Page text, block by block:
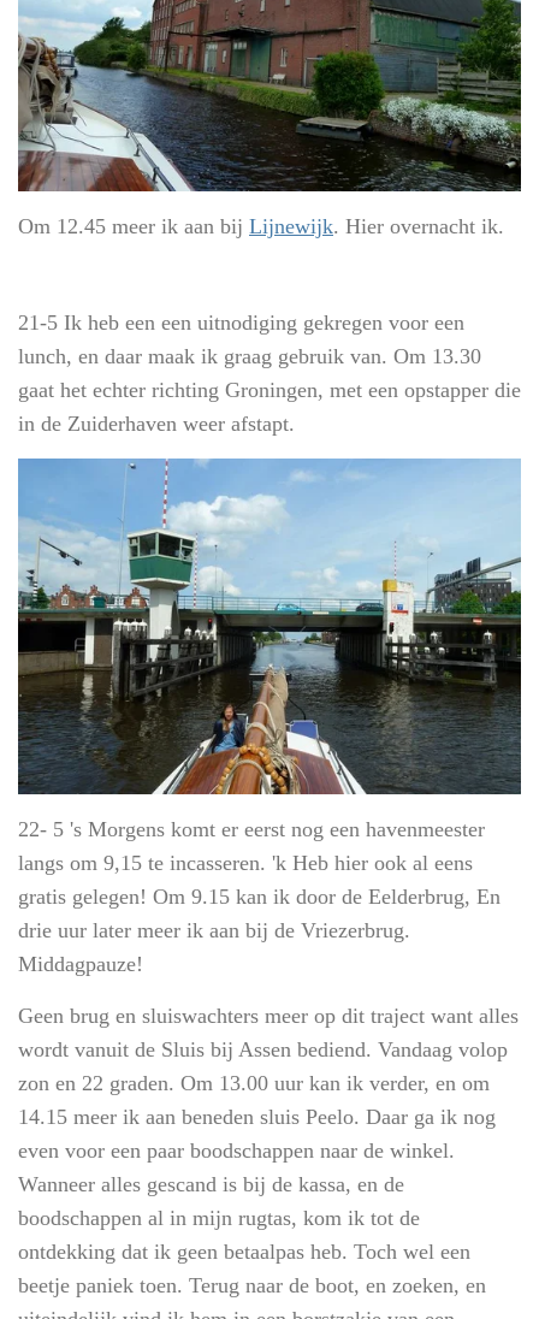
Om 12.45 meer ik aan bij Lijnewijk. Hier overnacht ik.
21-5 Ik heb een een uitnodiging gekregen voor een
lunch, en daar maak ik graag gebruik van. Om 13.30
gaat het echter richting Groningen, met een opstapper die
in de Zuiderhaven weer afstapt.
22- 5 's Morgens komt er eerst nog een havenmeester
langs om 9,15 te incasseren. 'k Heb hier ook al eens
gratis gelegen! Om 9.15 kan ik door de Eelderbrug, En
drie uur later meer ik aan bij de Vriezerbrug.
Middagpauze!
Geen brug en sluiswachters meer op dit traject want alles
wordt vanuit de Sluis bij Assen bediend. Vandaag volop
zon en 22 graden. Om 13.00 uur kan ik verder, en om
14.15 meer ik aan beneden sluis Peelo. Daar ga ik nog
even voor een paar boodschappen naar de winkel.
Wanneer alles gescand is bij de kassa, en de
boodschappen al in mijn rugtas, kom ik tot de
ontdekking dat ik geen betaalpas heb. Toch wel een
beetje paniek toen. Terug naar de boot, en zoeken, en